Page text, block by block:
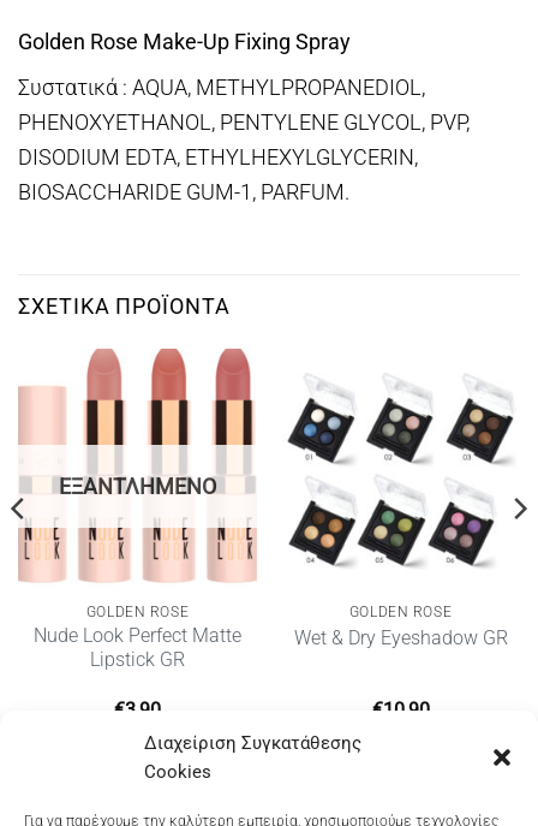
Διαχείριση Συγκατάθεσης
Cookies
Για να παρέχουμε την καλύτερη εμπειρία, χρησιμοποιούμε τεχνολογίες
Golden Rose Make-Up Fixing Spray
Συστατικά : AQUA, METHYLPROPANEDIOL,
PHENOXYETHANOL, PENTYLENE GLYCOL, PVP,
DISODIUM EDTA, ETHYLHEXYLGLYCERIN,
BIOSACCHARIDE GUM-1, PARFUM.
ΣΧΕΤΙΚΆ ΠΡΟΪΌΝΤΑ
ΕΞΑΝΤΛΗΜΈΝΟ
GOLDEN ROSE
Nude Look Perfect Matte
Lipstick GR
€3,90
GOLDEN ROSE
Wet & Dry Eyeshadow GR
€10,90